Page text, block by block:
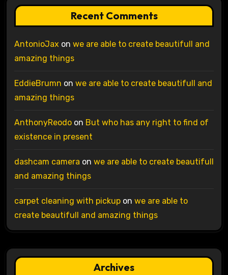
Recent Comments
AntonioJax on we are able to create beautifull and
amazing things
EddieBrumn on we are able to create beautifull and
amazing things
AnthonyReodoon But who has any right to find of
existence in present
dashcam camera on we are able to create beautifull
and amazing things
carpet cleaning with pickupon we are able to
create beautifull and amazing things
Archives